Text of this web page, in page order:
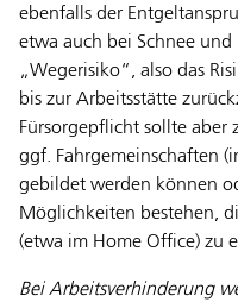
ebenfalls der
etwa auch bei Schnee und
„Wegerisiko“, also das
bis zur Arbeitsstätte
Fürsorgepflicht sollte aber
ggf. Fahrgemeinschaften
gebildet werden können
Möglichkeiten bestehen,
(etwa im Home Office) zu
Bei Arbeitsverhinderung